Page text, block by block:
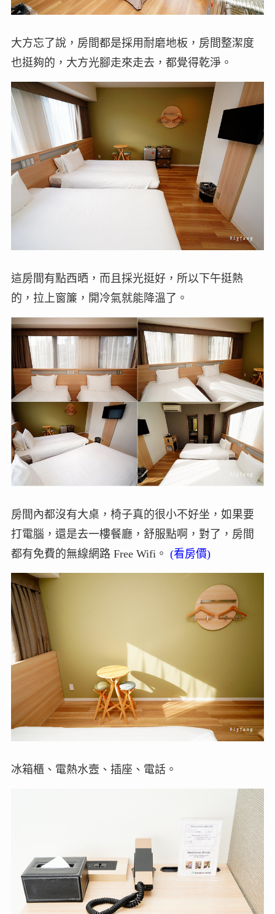
大方忘了說，房間都是採用耐磨地板，房間整潔度
也挺夠的，大方光腳走來走去，都覺得乾淨。
這房間有點西晒，而且採光挺好，所以下午挺熱
的，拉上窗簾，開冷氣就能降溫了。
房間內都沒有大桌，椅子真的很小不好坐，如果要
打電腦，還是去一樓餐廳，舒服點啊，對了，房間
都有免費的無線網路 Free Wifi。 (看房價)
冰箱櫃、電熱水壼、插座、電話。